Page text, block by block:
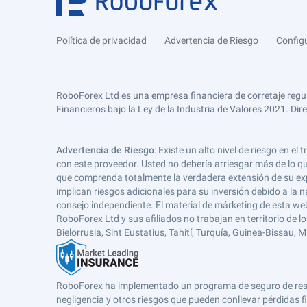
Política de privacidad Advertencia de Riesgo
RoboForex Ltd es una empresa financiera de corretaje
Financieros bajo la Ley de la Industria de Valores 2021.
Advertencia de Riesgo: Existe un alto nivel de riesgo en el
con este proveedor. Usted no debería arriesgar más de lo
que comprenda totalmente la verdadera extensión de su
implican riesgos adicionales para su inversión debido a la
consejo independiente. El material de márketing de esta
RoboForex Ltd y sus afiliados no trabajan en territorio de
Bielorrusia, Sint Eustatius, Tahití, Turquía, Guinea-Bissau,
RoboForex ha implementado un programa de seguro de
negligencia y otros riesgos que pueden conllevar pérdidas